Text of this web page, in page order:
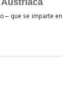
que se imparte en